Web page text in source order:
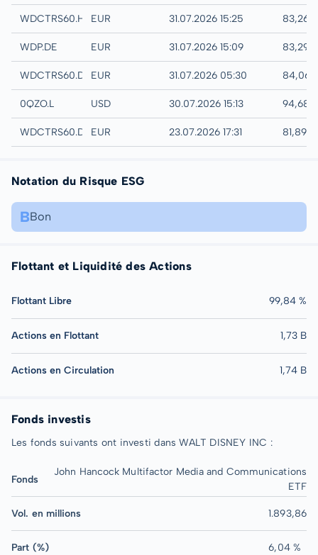
Hannover
WDCTRS60.HANB
EUR 31.07.2026 15:25 83,26
XETRA
WDP.DE EUR 31.07.2026 15:09 83,29
Quotrix
WDCTRS60.DUSD
EUR 31.07.2026 05:30 84,06
London
0QZO.L USD 30.07.2026 15:13 94,68
Düsseldorf
WDCTRS60.DUSB
EUR 23.07.2026 17:31 81,89
Notation du Risque ESG
BBon
Flottant et Liquidité des Actions
Flottant Libre 99,84 %
Actions en Flottant 1,73 B
Actions en Circulation 1,74 B
Fonds investis
Les fonds suivants ont investi dans WALT DISNEY INC :
Fonds
John Hancock Multifactor Media and Communications
ETF
Vol. en millions 1.893,86
Part (%) 6,04 %